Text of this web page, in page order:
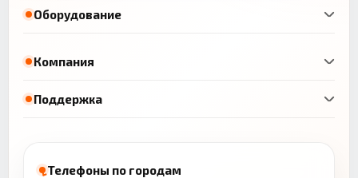
Оборудование
Компания
Поддержка
Телефоны по городам